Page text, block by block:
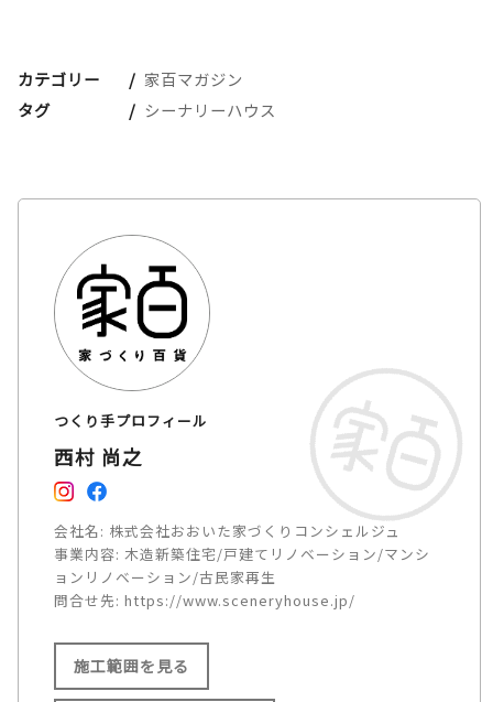
カテゴリー
家百マガジン
タグ
シーナリーハウス
つくり手プロフィール
西村 尚之
会社名: 株式会社おおいた家づくりコンシェルジュ
事業内容: 木造新築住宅/戸建てリノベーション/マンシ
ョンリノベーション/古民家再生
問合せ先: https://www.sceneryhouse.jp/
施工範囲を見る